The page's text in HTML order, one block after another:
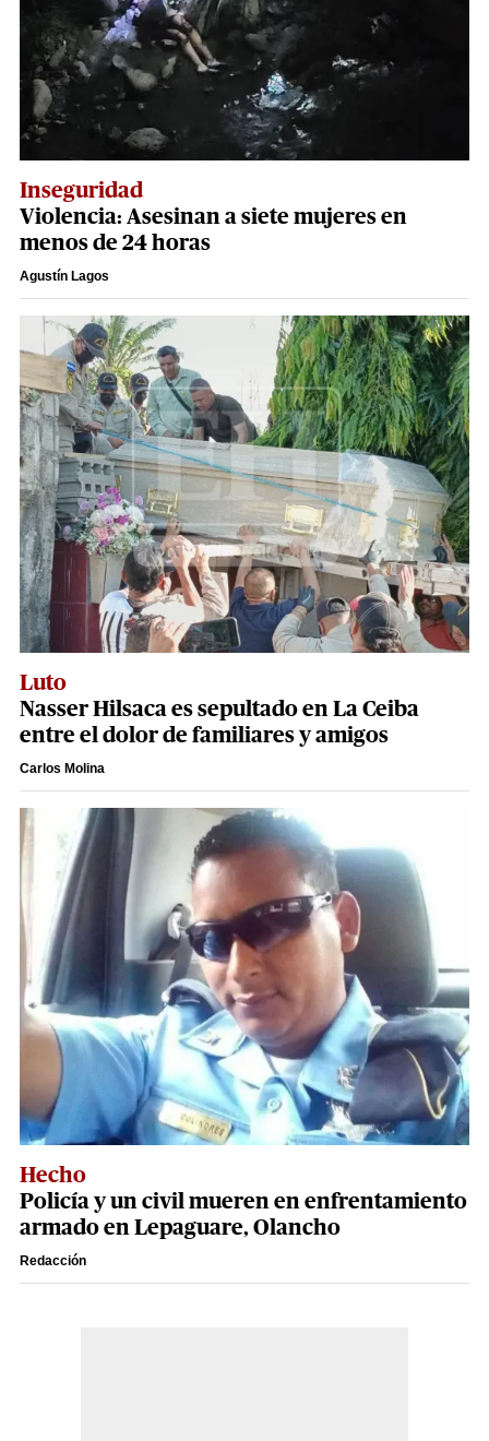
Inseguridad
Violencia: Asesinan a siete mujeres en
menos de 24 horas
Agustín Lagos
Luto
Nasser Hilsaca es sepultado en La Ceiba
entre el dolor de familiares y amigos
Carlos Molina
Hecho
Policía y un civil mueren en enfrentamiento
armado en Lepaguare, Olancho
Redacción